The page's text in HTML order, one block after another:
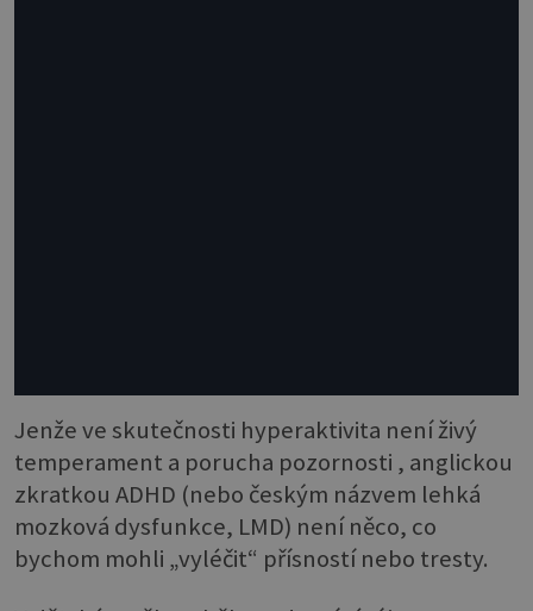
Jenže ve skutečnosti hyperaktivita není živý
temperament a porucha pozornosti , anglickou
zkratkou ADHD (nebo českým názvem lehká
mozková dysfunkce, LMD) není něco, co
bychom mohli „vyléčit“ přísností nebo tresty.